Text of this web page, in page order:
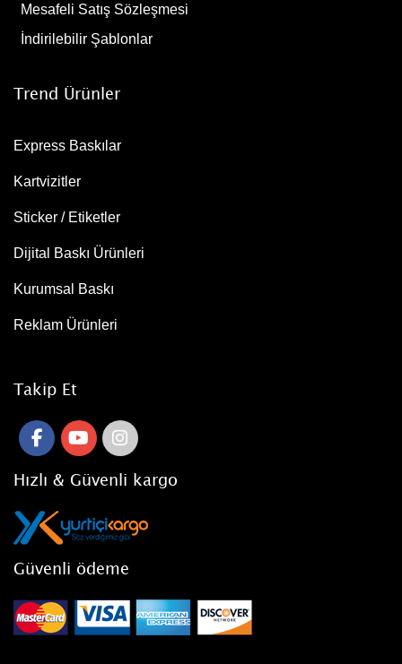
Mesafeli Satış Sözleşmesi
İndirilebilir Şablonlar
Trend Ürünler
Express Baskılar
Kartvizitler
Sticker / Etiketler
Dijital Baskı Ürünleri
Kurumsal Baskı
Reklam Ürünleri
Takip Et
Hızlı & Güvenli kargo
Güvenli ödeme